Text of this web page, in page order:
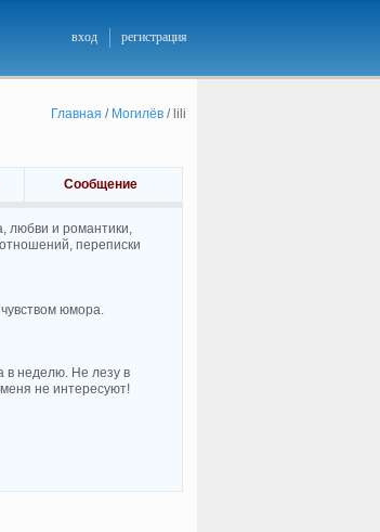
вход регистрация
Главная / Могилёв/ lili
Сообщение
любви и романтики,
переписки
юмора.
в неделю. Не лезу в
не интересуют!